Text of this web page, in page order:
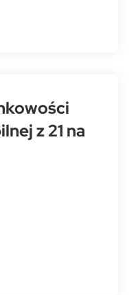
z 21 na